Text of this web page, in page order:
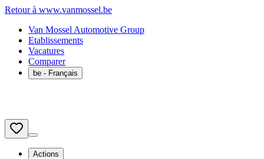
Retour à www.vanmossel.be
Van Mossel Automotive Group
Etablissements
Vacatures
Comparer
be - Français
Actions